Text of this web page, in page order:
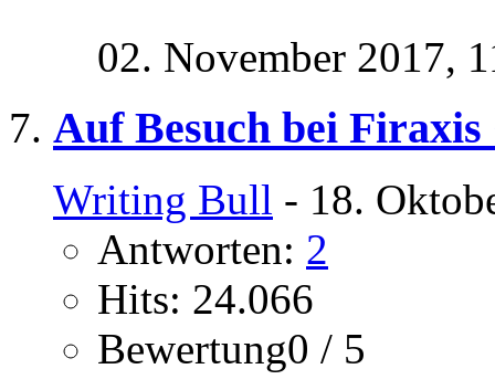
02. November 2017,
Auf Besuch bei
Writing Bull - 18.
Antworten: 2
Hits: 24.066
Bewertung0 / 5